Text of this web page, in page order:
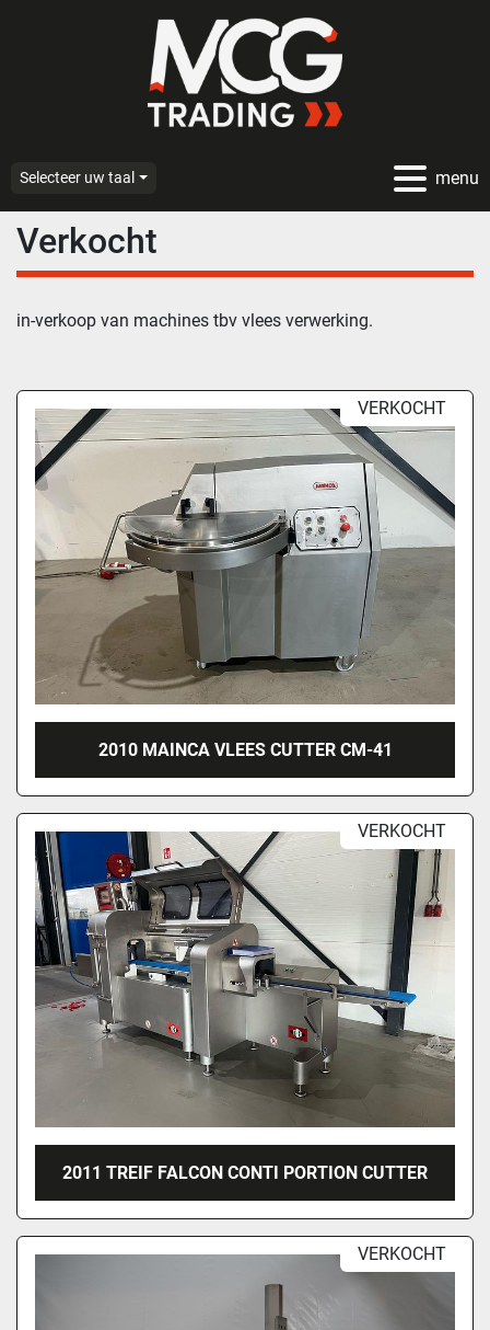
menu
Selecteer uw taal
Verkocht
in-verkoop van machines tbv vlees verwerking.
VERKOCHT
2010 MAINCA VLEES CUTTER CM-41
VERKOCHT
2011 TREIF FALCON CONTI PORTION CUTTER
VERKOCHT